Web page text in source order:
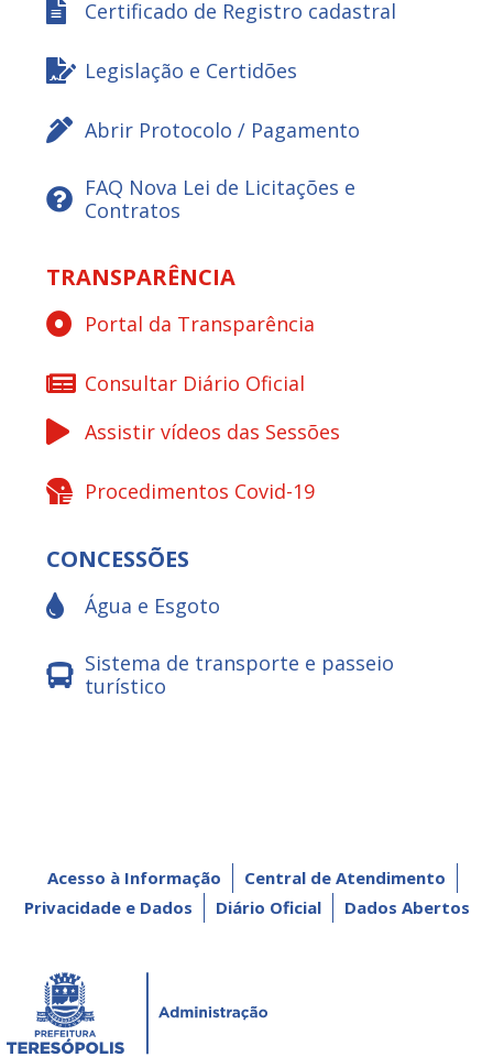
Certificado de Registro cadastral
Legislação e Certidões
Abrir Protocolo / Pagamento
FAQ Nova Lei de Licitações e
Contratos
TRANSPARÊNCIA
Portal da Transparência
Consultar Diário Oficial
Assistir vídeos das Sessões
Procedimentos Covid-19
CONCESSÕES
Água e Esgoto
Sistema de transporte e passeio
turístico
Acesso à Informação
Central de Atendimento
Privacidade e Dados
Diário Oficial Dados Abertos